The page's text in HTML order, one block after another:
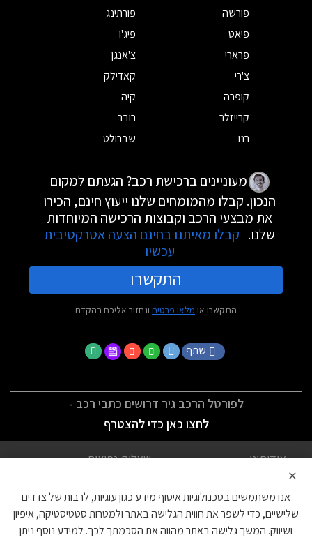
פורשה
פורתינג
פיאט
פיג'ו
פרארי
צ'אנגן
צ'רי
קאדילק
קופרה
קיה
קרייזלר
רובר
רנו
שברולט
מעוניינים ברכישת רכב? הגעתם למקום
הנכון. קבלו מהמומחים שלנו ייעוץ חינם, הכירו
את מבצעי הרכב וקבוצות הרכישה המיוחדות
שלנו. קבלו מאיתנו בחינם הצעה אטרקטיבית
עכשיו
התקשרו
התקשרו או מלאו פרטים ונחזור אליכם בהקדם
שתף
לפורטל הרכב גיר דרושים כתבי רכב -
לחצו כאן כדי להצטרף
אודותינו
שאלות נפוצות
הצהרת נגישות
צור קשר
עוגיות
×
אנו משתמשים בטכנולוגיות איסוף מידע כגון עוגיות, לרבות של צדדים
שלישיים, כדי לשפר את חווית הגלישה באתר ולמטרות סטטיסטיקה, איפיון
ושיווק. המשך גלישה באתר מהווה את הסכמתך לכך. למידע נוסף ניתן